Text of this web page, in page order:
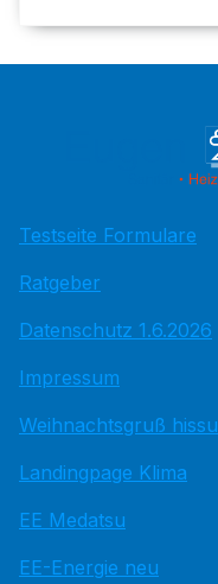
Testseite Formulare
Ratgeber
Datenschutz 1.6.2026
Impressum
Weihnachtsgruß hissu
Landingpage Klima
EE Medatsu
EE-Energie neu